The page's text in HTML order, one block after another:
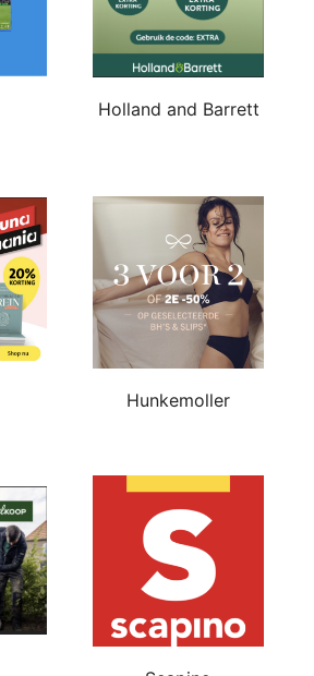
Holland and Barrett
Hunkemoller